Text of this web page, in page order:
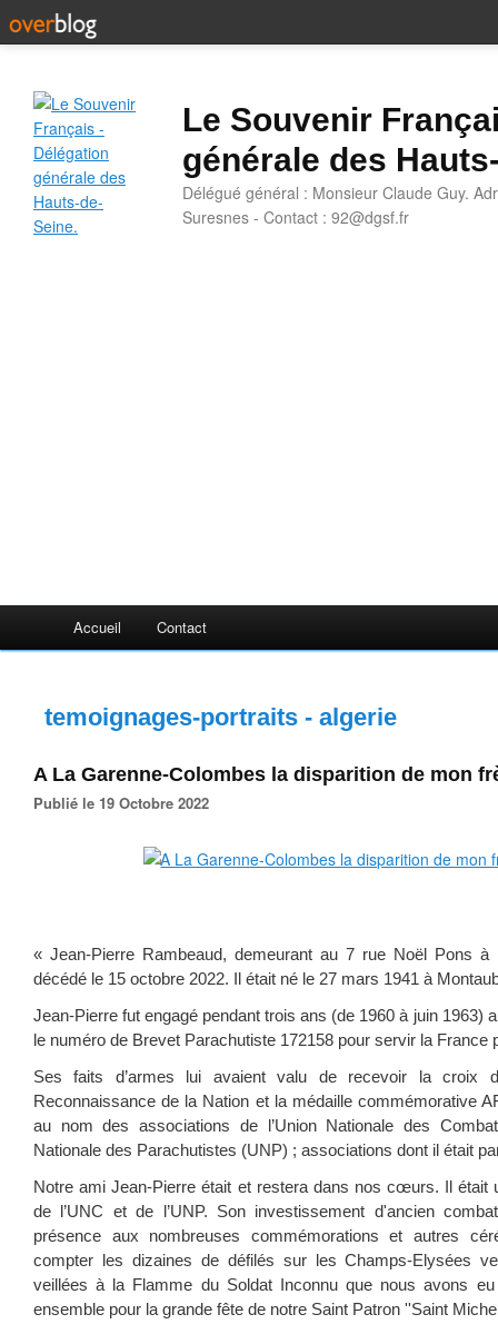
Le Souvenir
générale des
Délégué général : Monsieur Claude Guy.
Suresnes - Contact : 92@dgsf.fr
Accueil Contact
temoignages-portraits - algerie
A La Garenne-Colombes la disparition de mon
Publié le 19 Octobre 2022
« Jean-Pierre Rambeaud, demeurant au 7 rue Noël Pons à
décédé le 15 octobre 2022. Il était né le 27 mars 1941 à
Jean-Pierre fut engagé pendant trois ans (de 1960 à juin 1963)
le numéro de Brevet Parachutiste 172158 pour servir la France
Ses faits d’armes lui avaient valu de recevoir la croix
Reconnaissance de la Nation et la médaille commémorative
au nom des associations de l’Union Nationale des
Nationale des Parachutistes (UNP) ; associations dont il était
Notre ami Jean-Pierre était et restera dans nos cœurs. Il était
de l’UNC et de l’UNP. Son investissement d'ancien
présence aux nombreuses commémorations et autres
compter les dizaines de défilés sur les Champs-Elysées
veillées à la Flamme du Soldat Inconnu que nous avons
ensemble pour la grande fête de notre Saint Patron ''Saint